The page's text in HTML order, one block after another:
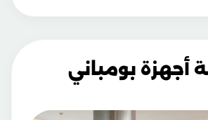
أجهزة بومباني